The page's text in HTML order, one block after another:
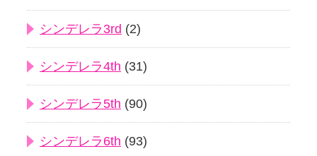
シンデレラ3rd (2)
シンデレラ4th (31)
シンデレラ5th (90)
シンデレラ6th (93)